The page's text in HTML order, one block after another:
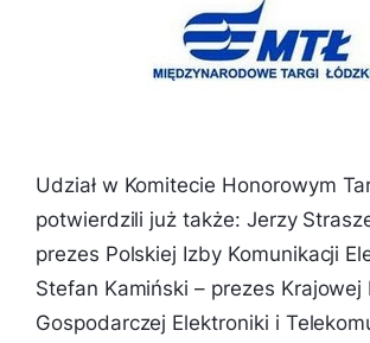
Udział w Komitecie Honorowym
potwierdzili już także: Jerzy
prezes Polskiej Izby Komunikacji
Stefan Kamiński – prezes Krajowej
Gospodarczej Elektroniki i